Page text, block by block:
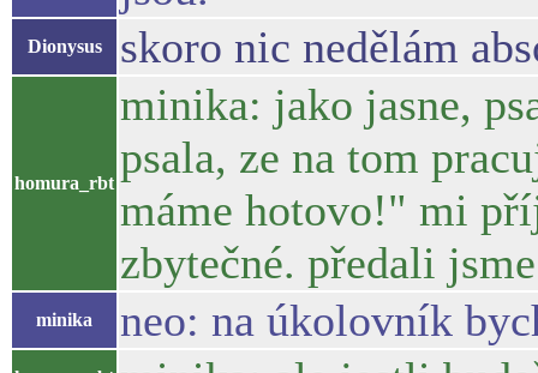
Dionysus skoro nic nedělám
homura_rbt
minika: jako jasne,
psala, ze na tom
máme hotovo!" mi
zbytečné. předali
minika neo: na úkolovník